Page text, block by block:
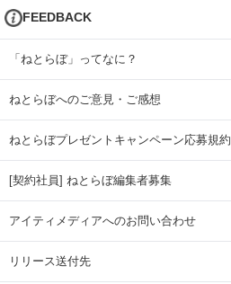
FEEDBACK
「ねとらぼ」ってなに？
ねとらぼへのご意見・ご感想
ねとらぼプレゼントキャンペーン応募規約
[契約社員] ねとらぼ編集者募集
アイティメディアへのお問い合わせ
リリース送付先